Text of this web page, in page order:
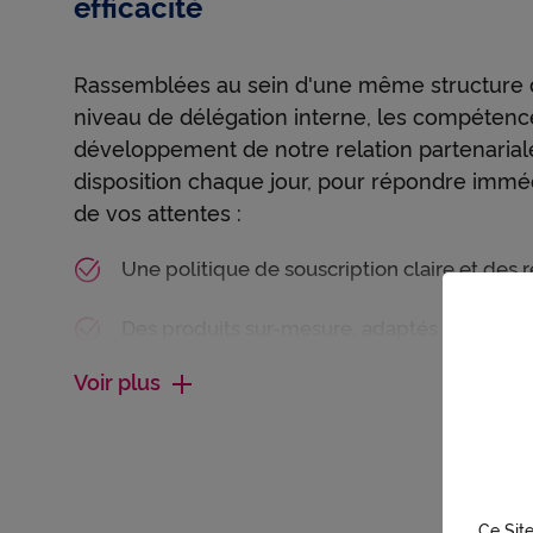
Rassemblées au sein d'une même structure
niveau de délégation interne, les
développement de notre relation
disposition chaque jour, pour répondre
de vos attentes :
Une politique de souscription claire et des
Un accompagnement patrimonial assurance
Voir plus